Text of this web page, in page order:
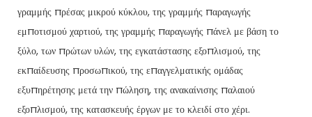
γραμμής πρέσας μικρού κύκλου, της γραμμής παραγωγής
εμποτισμού χαρτιού, της γραμμής παραγωγής πάνελ με βάση το
ξύλο, των πρώτων υλών, της εγκατάστασης εξοπλισμού, της
εκπαίδευσης προσωπικού, της επαγγελματικής ομάδας
εξυπηρέτησης μετά την πώληση, της ανακαίνισης παλαιού
εξοπλισμού, της κατασκευής έργων με το κλειδί στο χέρι.